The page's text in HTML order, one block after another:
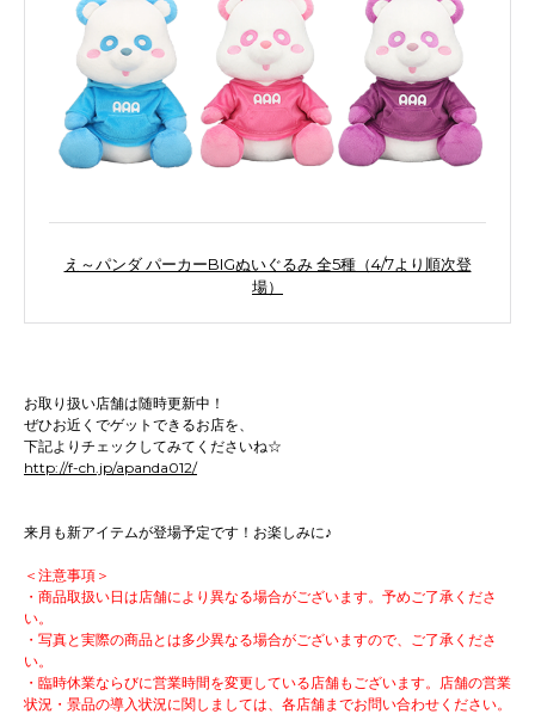
え～パンダ パーカーBIGぬいぐるみ 全5種（4/7より順次登
場）
お取り扱い店舗は随時更新中！
ぜひお近くでゲットできるお店を、
下記よりチェックしてみてくださいね☆
http://f-ch.jp/apanda012/
来月も新アイテムが登場予定です！お楽しみに♪
＜注意事項＞
・商品取扱い日は店舗により異なる場合がございます。予めご了承くださ
い。
・写真と実際の商品とは多少異なる場合がございますので、ご了承くださ
い。
・臨時休業ならびに営業時間を変更している店舗もございます。店舗の営業
状況・景品の導入状況に関しましては、各店舗までお問い合わせください。